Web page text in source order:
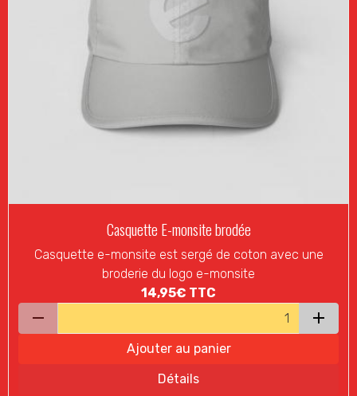
Casquette E-monsite brodée
Casquette e-monsite est sergé de coton avec une
broderie du logo e-monsite
14,95€ TTC
Ajouter au panier
Détails